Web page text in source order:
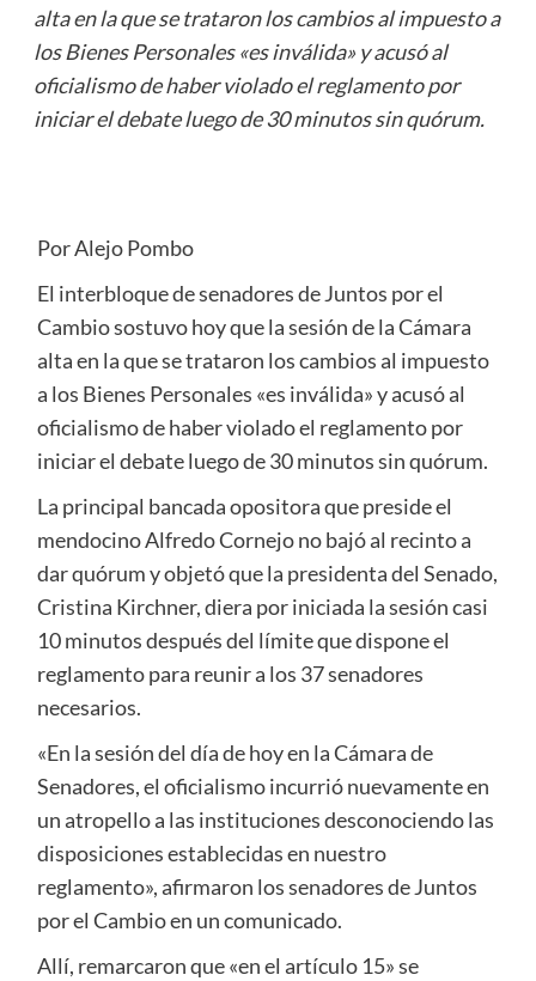
alta en la que se trataron los cambios al impuesto a
los Bienes Personales «es inválida» y acusó al
oficialismo de haber violado el reglamento por
iniciar el debate luego de 30 minutos sin quórum.
Por Alejo Pombo
El interbloque de senadores de Juntos por el
Cambio sostuvo hoy que la sesión de la Cámara
alta en la que se trataron los cambios al impuesto
a los Bienes Personales «es inválida» y acusó al
oficialismo de haber violado el reglamento por
iniciar el debate luego de 30 minutos sin quórum.
La principal bancada opositora que preside el
mendocino Alfredo Cornejo no bajó al recinto a
dar quórum y objetó que la presidenta del Senado,
Cristina Kirchner, diera por iniciada la sesión casi
10 minutos después del límite que dispone el
reglamento para reunir a los 37 senadores
necesarios.
«En la sesión del día de hoy en la Cámara de
Senadores, el oficialismo incurrió nuevamente en
un atropello a las instituciones desconociendo las
disposiciones establecidas en nuestro
reglamento», afirmaron los senadores de Juntos
por el Cambio en un comunicado.
Allí, remarcaron que «en el artículo 15» se